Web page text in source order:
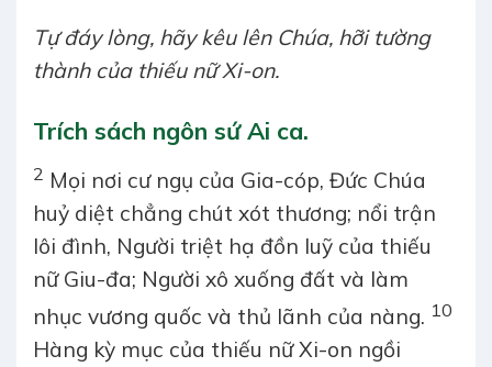
Tự đáy lòng, hãy kêu lên Chúa, hỡi tường
thành của thiếu nữ Xi-on.
Trích sách ngôn sứ Ai ca.
2 Mọi nơi cư ngụ của Gia-cóp, Đức Chúa
huỷ diệt chẳng chút xót thương; nổi trận
lôi đình, Người triệt hạ đồn luỹ của thiếu
nữ Giu-đa; Người xô xuống đất và làm
nhục vương quốc và thủ lãnh của nàng. 10
Hàng kỳ mục của thiếu nữ Xi-on ngồi